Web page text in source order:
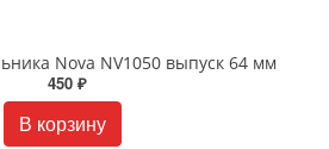
Nova NV1050 выпуск 64 мм
450 ₽
В корзину